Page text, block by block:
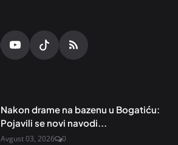
Nakon drame na bazenu u Bogatiću:
Pojavili se novi navodi...
Avgust 03, 2026 0